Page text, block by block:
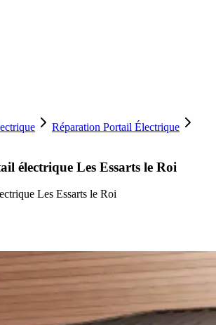
Réparation Portail Électrique
électrique Les Essarts le Roi
Les Essarts le Roi